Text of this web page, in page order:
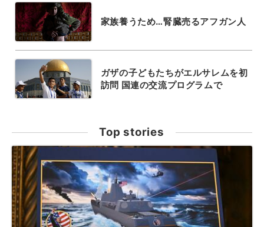
家族養うため…腎臓売るアフガン人
ガザの子どもたちがエルサレムを初
訪問 国連の交流プログラムで
Top stories